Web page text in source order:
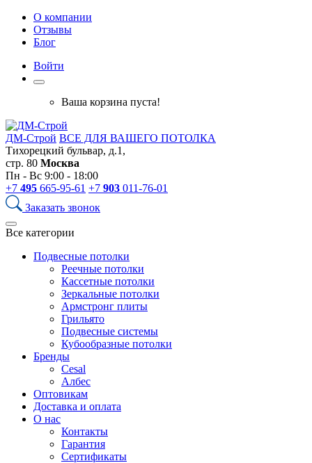
О компании
Отзывы
Блог
Войти
Ваша корзина пуста!
ДМ-Строй ВСЕ ДЛЯ ВАШЕГО ПОТОЛКА
Тихорецкий бульвар, д.1,
стр. 80 Москва
Пн - Вс 9:00 - 18:00
+7 495 665-95-61 +7 903 011-76-01
Заказать звонок
Все категории
Подвесные потолки
Реечные потолки
Кассетные потолки
Зеркальные потолки
Армстронг плиты
Грильято
Подвесные системы
Кубообразные потолки
Бренды
Cesal
Албес
Оптовикам
Доставка и оплата
О нас
Контакты
Гарантия
Сертификаты